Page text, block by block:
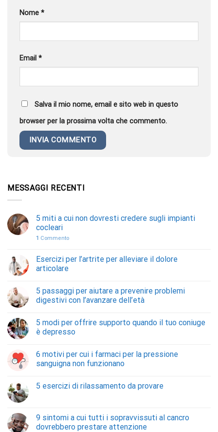
Nome *
Email *
Salva il mio nome, email e sito web in questo
browser per la prossima volta che commento.
MESSAGGI RECENTI
5 miti a cui non dovresti credere sugli impianti
cocleari
1 Commento
Esercizi per l’artrite per alleviare il dolore
articolare
5 passaggi per aiutare a prevenire problemi
digestivi con l’avanzare dell’età
5 modi per offrire supporto quando il tuo coniuge
è depresso
6 motivi per cui i farmaci per la pressione
sanguigna non funzionano
5 esercizi di rilassamento da provare
9 sintomi a cui tutti i sopravvissuti al cancro
dovrebbero prestare attenzione